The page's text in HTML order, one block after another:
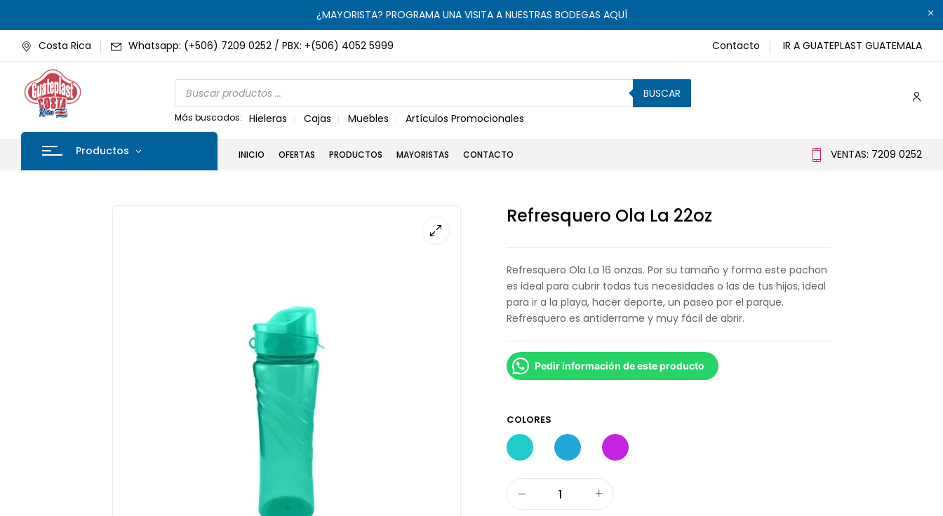
¿MAYORISTA? PROGRAMA UNA VISITA A NUESTRAS BODEGAS AQUÍ
Costa Rica Whatsapp: (+506) 7209 0252 / PBX: +(506) 4052 5999 Contacto IR A GUATEPLAST GUATEMALA
BUSCAR
Más buscados: Hieleras Cajas Muebles Artículos Promocionales
Productos INICIO OFERTAS PRODUCTOS MAYORISTAS CONTACTO VENTAS: 7209 0252
Refresquero Ola La 22oz
Refresquero Ola La 16 onzas. Por su tamaño y forma este pachon
es ideal para cubrir todas tus necesidades o las de tus hijos, ideal
para ir a la playa, hacer deporte, un paseo por el parque.
Refresquero es antiderrame y muy fácil de abrir.
Pedir información de este producto
COLORES